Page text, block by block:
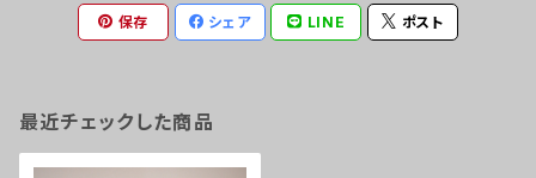
保存 シェア LINE ポスト
最近チェックした商品